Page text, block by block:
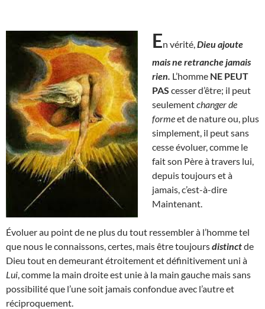
En vérité, Dieu ajoute
mais ne retranche jamais
rien. L’homme NE PEUT
PAS cesser d’être; il peut
seulementchanger de
formeet de nature ou, plus
simplement, il peut sans
cesse évoluer, comme le
fait son Père à travers lui,
depuis toujours et à
jamais, c’est-à-dire
Maintenant.
Évoluer au point de ne plus du tout ressembler à l’homme tel
que nous le connaissons, certes, mais être toujoursdistinctde
Dieu tout en demeurant étroitement et définitivement uni à
Lui , comme la main droite est unie à la main gauche mais sans
possibilité que l’une soit jamais confondue avec l’autre et
réciproquement.